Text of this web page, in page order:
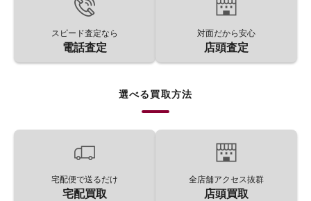
スピード査定なら
電話査定
対面だから安心
店頭査定
選べる買取方法
宅配便で送るだけ
宅配買取
全店舗アクセス抜群
店頭買取